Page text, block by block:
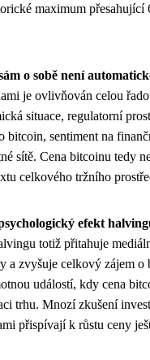
maximum přesahující
o sobě není
je ovlivňován celou
situace, regulatorní
bitcoin, sentiment na
sítě. Cena bitcoinu tedy
celkového tržního
efekt
totiž přitahuje
a zvyšuje celkový zájem o
událostí, kdy cena
trhu. Mnozí zkušení
přispívají k růstu ceny